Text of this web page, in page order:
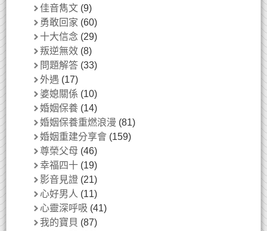
佳音雋文 (9)
勇敢回家 (60)
十大信念 (29)
叛逆無效 (8)
問題解答 (33)
外遇 (17)
婆媳關係 (10)
婚姻保養 (14)
婚姻保養重燃浪漫 (81)
婚姻重建分享會 (159)
尊榮父母 (46)
幸福四十 (19)
影音見證 (21)
心好男人 (11)
心靈深呼吸 (41)
我的寶貝 (87)